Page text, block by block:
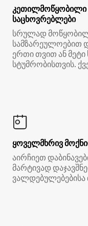
კეთილმოწყობილი
საცხოვრებლები
სრულად
სამზარეულოებით
ერთი თვით ან
სტუმრობისთვის.
ყოველმხრივ
აირჩიეთ
მარტივად
ვალდებულებებისა